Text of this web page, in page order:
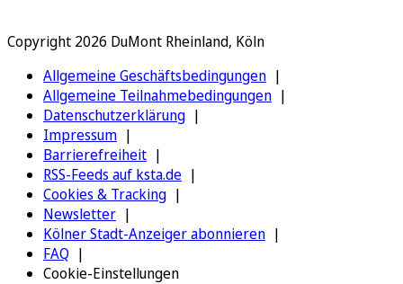
Copyright 2026 DuMont Rheinland, Köln
Allgemeine Geschäftsbedingungen
Allgemeine Teilnahmebedingungen
Datenschutzerklärung
Impressum
Barrierefreiheit
RSS-Feeds auf ksta.de
Cookies & Tracking
Newsletter
Kölner Stadt-Anzeiger abonnieren
FAQ
Cookie-Einstellungen